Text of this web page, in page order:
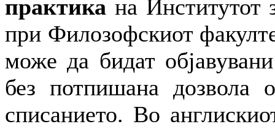
практика на Институтот
при Филозофскиот
можe да бидат
без потпишана дозвола
списанието. Во